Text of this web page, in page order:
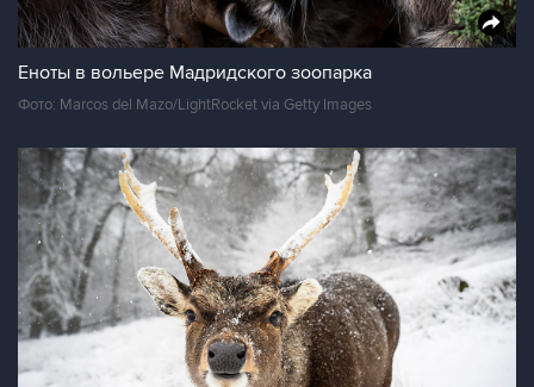
Еноты в вольере Мадридского зоопарка
Фото: Marcos del Mazo/LightRocket via Getty Images